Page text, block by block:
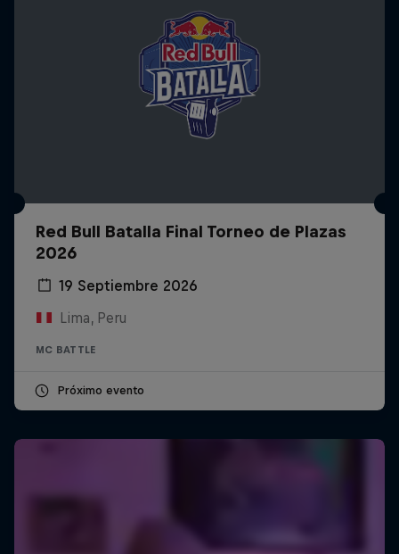
Red Bull Batalla Final Torneo de Plazas
2026
19 Septiembre 2026
Lima, Peru
MC BATTLE
Próximo evento